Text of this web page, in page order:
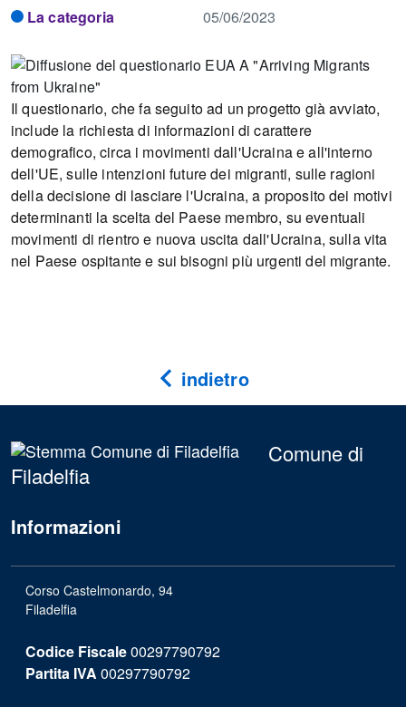
La categoria 05/06/2023
Il questionario, che fa seguito ad un progetto già avviato,
include la richiesta di informazioni di carattere
demografico, circa i movimenti dall'Ucraina e all'interno
dell'UE, sulle intenzioni future dei migranti, sulle ragioni
della decisione di lasciare l'Ucraina, a proposito dei motivi
determinanti la scelta del Paese membro, su eventuali
movimenti di rientro e nuova uscita dall'Ucraina, sulla vita
nel Paese ospitante e sui bisogni più urgenti del migrante.
indietro
Comune di
Filadelfia
Informazioni
Corso Castelmonardo, 94
Filadelfia
Codice Fiscale00297790792
Partita IVA 00297790792